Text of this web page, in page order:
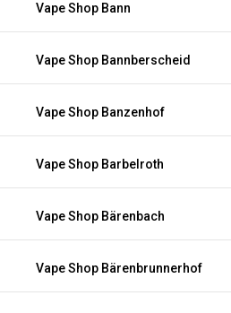
Vape Shop Bann
Vape Shop Bannberscheid
Vape Shop Banzenhof
Vape Shop Barbelroth
Vape Shop Bärenbach
Vape Shop Bärenbrunnerhof